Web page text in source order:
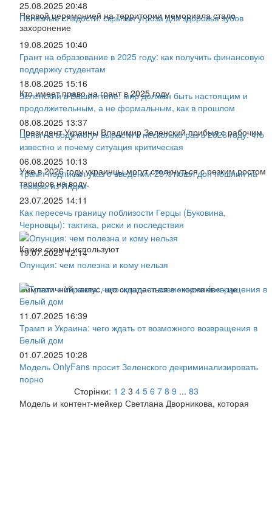
Первой церемонией на территории мемориала стало
захоронение
25.08.2025 20:48
Полезные сладости: скрытая угроза для здоровья зубов
19.08.2025 10:40
Грант на образование в 2025 году: как получить финансовую
поддержку студентам
Кто имеет право на грант в 2025 году
18.08.2025 15:16
Зеленский в Вашингтоне: мир должен быть настоящим и
продолжительным, а не формальным, как в прошлом
Президент Украины Владимир Зеленский прибыл с рабочим
08.08.2025 13:37
Цены на воду могут вырасти в несколько раз в 2026 году: что
известно и почему ситуация критическая
Уже в 2026 году украинцы могут столкнуться с резким ростом
тарифов на воду.
06.08.2025 10:13
Трамп подписал указ о введении 25% пошл доп пошлин на
товары из Индии
23.07.2025 14:11
Как пересечь границу поблизости Герцы (Буковина,
Черновцы): тактика, риски и последствия
Какие схемы используют
19.07.2025 12:14
Опунция: чем полезна и кому нельзя
Симпатичний кактус, що складається з «коржиків» - це
11.07.2025 16:39
Трамп и Украина: чего ждать от возможного возвращения в
Белый дом
01.07.2025 10:28
Модель OnlyFans просит Зеленского декриминализировать
порно
Модель и контент-мейкер Светлана Дворникова, которая
Сторінки: 1 2 3 4 5 6 7 8 9 ... 83